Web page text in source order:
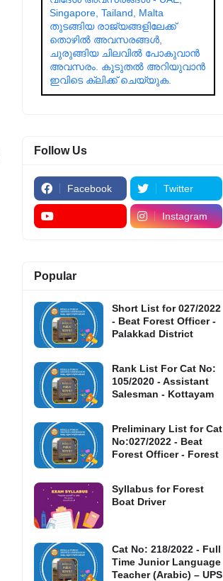
Singapore, Tailand, Malta
തുടങ്ങിയ രാജ്യങ്ങളിലേക്ക്
തൊഴിൽ അവസരങ്ങൾ,
ചുരുങ്ങിയ ചിലവിൽ പോകുവാൻ
അവസരം. കൂടുതൽ അറിയുവാൻ
ഇവിടെ ക്ലിക്ക് ചെയ്യുക.
Follow Us
Facebook Twitter
Instagram
Popular
Short List for 027/2022
- Beat Forest Officer -
Palakkad District
Rank List For Cat No:
105/2020 - Assistant
Salesman - Kottayam
Preliminary List for Cat
No:027/2022 - Beat
Forest Officer - Forest
Syllabus for Forest
Boat Driver
Cat No: 218/2022 - Full
Time Junior Language
Teacher (Arabic) – UPS